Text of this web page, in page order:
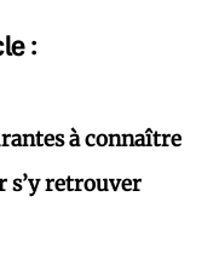
:
à connaître
s’y retrouver